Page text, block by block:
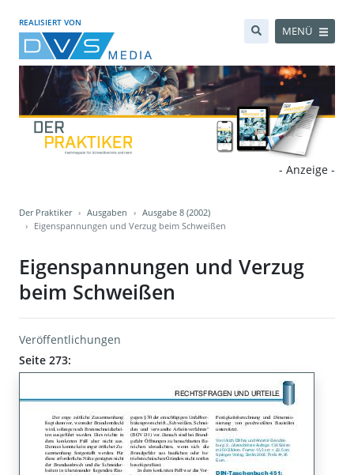
REALISIERT VON
MENÜ
- Anzeige -
Der Praktiker Ausgaben
Ausgabe 8 (2002)
Eigenspannungen und Verzug beim Schweißen
Eigenspannungen und Verzug
beim Schweißen
Veröffentlichungen
Seite 273: